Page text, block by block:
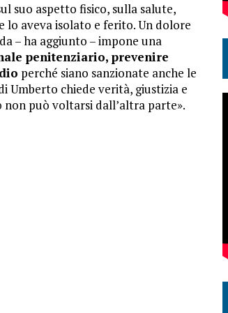
suo aspetto fisico, sulla salute,
lo aveva isolato e ferito. Un dolore
– ha aggiunto – impone una
penitenziario, prevenire
perché siano sanzionate anche le
Umberto chiede verità, giustizia e
può voltarsi dall’altra parte».